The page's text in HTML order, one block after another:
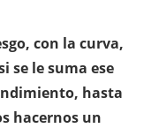
con la curva,
se le suma ese
hasta
hacernos un